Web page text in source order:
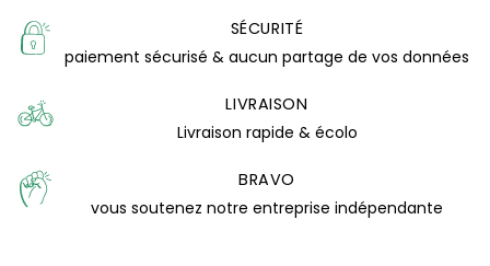
SÉCURITÉ
paiement sécurisé & aucun partage de vos données
LIVRAISON
Livraison rapide & écolo
BRAVO
vous soutenez notre entreprise indépendante